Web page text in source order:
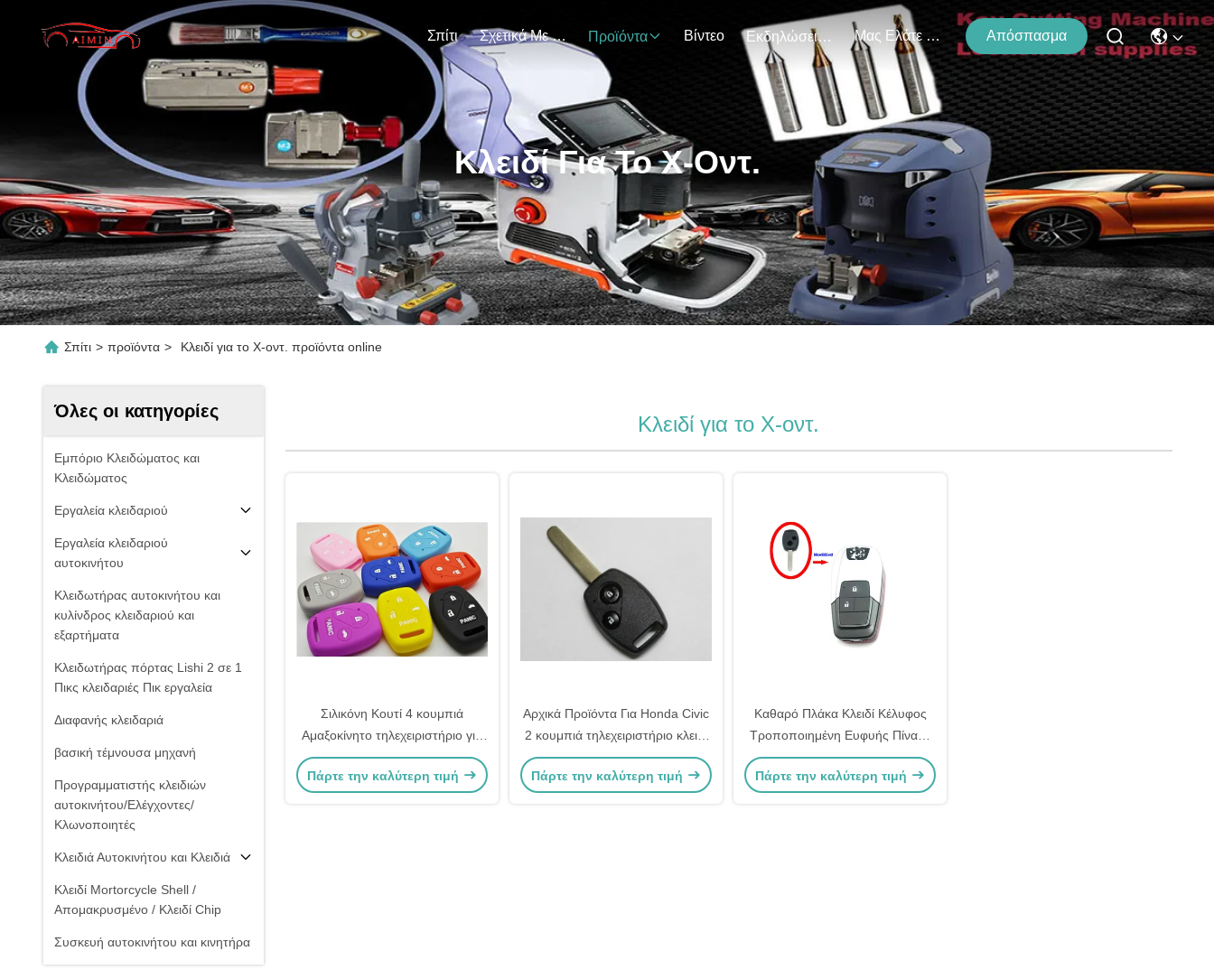
Σπίτι Σχετικά Με Εμάς Προϊόντα Βίντεο Εκδηλώσεις Μας Ελάτε Σε Επαφή Με Απόσπασμα
Κλειδί Για Το Χ-Οντ.
Σπίτι > προϊόντα > Κλειδί για το Χ-οντ. προϊόντα online
Όλες οι κατηγορίες
Εμπόριο Κλειδώματος και
Κλειδώματος
Εργαλεία κλειδαριού
Εργαλεία κλειδαριού
αυτοκινήτου
Κλειδωτήρας αυτοκινήτου και
κυλίνδρος κλειδαριού και
εξαρτήματα
Κλειδωτήρας πόρτας Lishi 2 σε 1
Πικς κλειδαριές Πικ εργαλεία
Διαφανής κλειδαριά
βασική τέμνουσα μηχανή
Προγραμματιστής κλειδιών
αυτοκινήτου/Ελέγχοντες/
Κλωνοποιητές
Κλειδιά Αυτοκινήτου και Κλειδιά
Κλειδί Mortorcycle Shell /
Απομακρυσμένο / Κλειδί Chip
Συσκευή αυτοκινήτου και κινητήρα
Κλειδί για το Χ-οντ.
Σιλικόνη Κουτί 4 κουμπιά
Αμαξοκίνητο τηλεχειριστήριο για
Για Κλειδιά Αυτοκινήτου Honda
(Χρώμα Επιλογή)
Πάρτε την καλύτερη τιμή
Αρχικά Προϊόντα Για Honda Civic
2 κουμπιά τηλεχειριστήριο κλειδί
315MHZ 433MHZ με τσιπ ID46
Πάρτε την καλύτερη τιμή
Καθαρό Πλάκα Κλειδί Κέλυφος
Τροποποιημένη Ευφυής Πίνακα
Φαγητό Πλαστική Honda
Αυτοκίνητο Κλειδί Κέλυφος
Πάρτε την καλύτερη τιμή